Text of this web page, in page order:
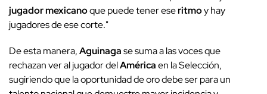
jugador mexicanoque puede tener eseritmoy hay
jugadores de ese corte."
De esta manera,Aguinagase suma a las voces que
rechazan ver al jugador delAméricaen la Selección,
sugiriendo que la oportunidad de oro debe ser para un